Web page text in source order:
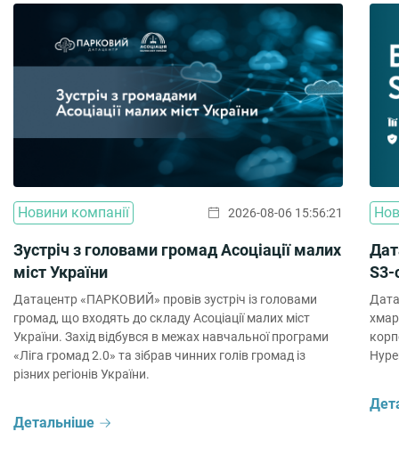
Новини компанії 2026-08-06 15:56:21
Зустріч з головами громад Асоціації малих
міст України
Датацентр «ПАРКОВИЙ» провів зустріч із головами
громад, що входять до складу Асоціації малих міст
України. Захід відбувся в межах навчальної програми
«Ліга громад 2.0» та зібрав чинних голів громад із
різних регіонів України.
Детальніше
S3-